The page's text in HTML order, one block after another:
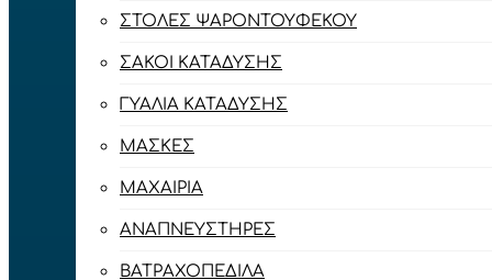
ΣΤΟΛΈΣ ΨΑΡΟΝΤΟΎΦΕΚΟΥ
ΣΆΚΟΙ ΚΑΤΆΔΥΣΗΣ
ΓΥΑΛΙΆ ΚΑΤΆΔΥΣΗΣ
ΜΆΣΚΕΣ
ΜΑΧΑΊΡΙΑ
ΑΝΑΠΝΕΥΣΤΉΡΕΣ
ΒΑΤΡΑΧΟΠΈΔΙΛΑ